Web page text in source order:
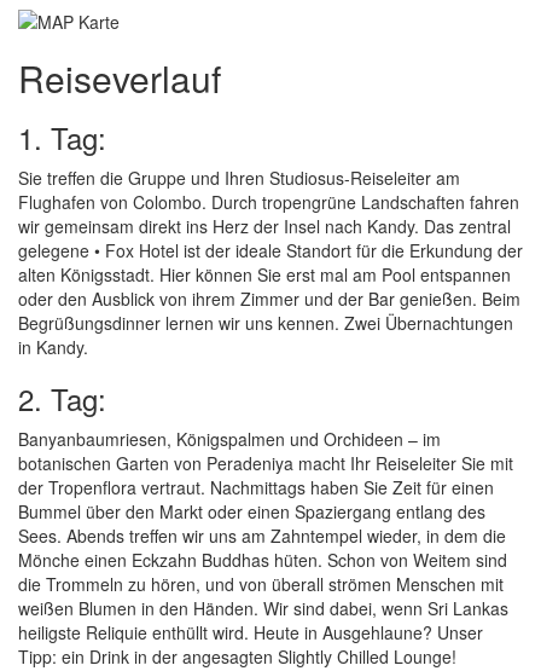
Reiseverlauf
1. Tag:
Sie treffen die Gruppe und Ihren Studiosus-Reiseleiter am
Flughafen von Colombo. Durch tropengrüne Landschaften fahren
wir gemeinsam direkt ins Herz der Insel nach Kandy. Das zentral
gelegene • Fox Hotel ist der ideale Standort für die Erkundung der
alten Königsstadt. Hier können Sie erst mal am Pool entspannen
oder den Ausblick von ihrem Zimmer und der Bar genießen. Beim
Begrüßungsdinner lernen wir uns kennen. Zwei Übernachtungen
in Kandy.
2. Tag:
Banyanbaumriesen, Königspalmen und Orchideen – im
botanischen Garten von Peradeniya macht Ihr Reiseleiter Sie mit
der Tropenflora vertraut. Nachmittags haben Sie Zeit für einen
Bummel über den Markt oder einen Spaziergang entlang des
Sees. Abends treffen wir uns am Zahntempel wieder, in dem die
Mönche einen Eckzahn Buddhas hüten. Schon von Weitem sind
die Trommeln zu hören, und von überall strömen Menschen mit
weißen Blumen in den Händen. Wir sind dabei, wenn Sri Lankas
heiligste Reliquie enthüllt wird. Heute in Ausgehlaune? Unser
Tipp: ein Drink in der angesagten Slightly Chilled Lounge!